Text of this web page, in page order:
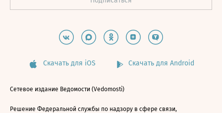
Скачать для iOS Скачать для Android
Сетевое издание Ведомости (Vedomosti)
Решение Федеральной службы по надзору в сфере связи,